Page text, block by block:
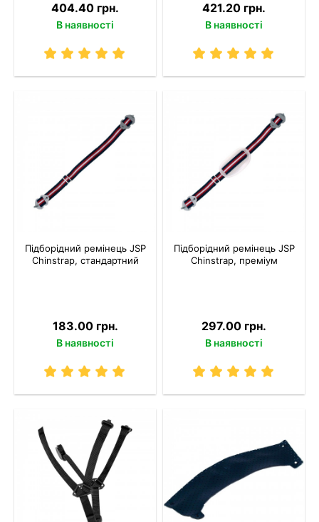
404.40 грн.
В наявності
421.20 грн.
В наявності
Підборідний ремінець JSP
Chinstrap, стандартний
183.00 грн.
В наявності
Підборідний ремінець JSP
Chinstrap, преміум
297.00 грн.
В наявності